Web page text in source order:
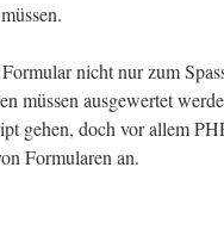
nicht nur zum
müssen ausgewertet
gehen, doch vor allem
Formularen an.